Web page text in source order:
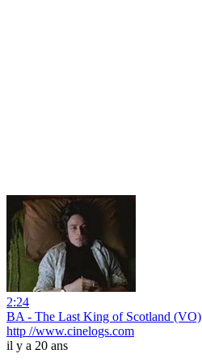
2:24
BA - The Last King of Scotland (VO)
http //www.cinelogs.com
il y a 20 ans